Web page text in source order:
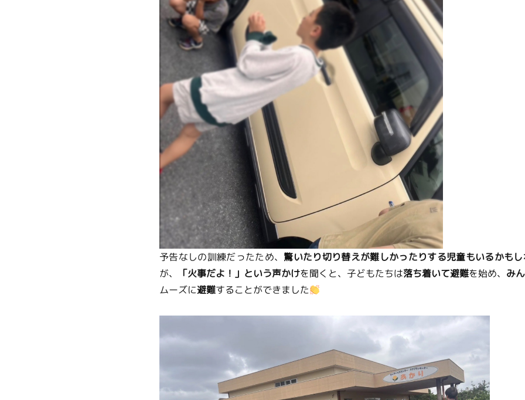
予告なしの訓練だったため、 驚いたり切り替えが難しかったりする児童もいるかも
が、
「火事だよ！」という声かけを聞くと、子どもたちは落ち着いて避難を始め、 み
ムーズに避難することができました